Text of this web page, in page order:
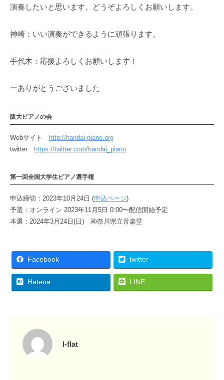
演奏したいと思います。どうぞよろしくお願いします。
神崎：いい演奏ができるように頑張ります。
手代木：応援よろしくお願いします！
ーありがとうございました
阪大ピアノの会
Webサイト
http://handai-piano.org
twitter
https://twitter.com/handai_piano
第一回全国大学生ピアノ選手権
申込締切：2023年10月24日 (申込ページ)
予選：オンライン 2023年11月5日 0:00〜配信開始予定
本選：2024年3月24日(日) 神奈川県立音楽堂
Facebook twitter
Hatena LINE
l-flat